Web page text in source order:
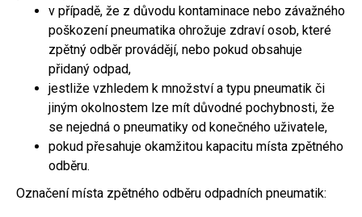
v případě, že z důvodu kontaminace nebo závažného
poškození pneumatika ohrožuje zdraví osob, které
zpětný odběr provádějí, nebo pokud obsahuje
přidaný odpad,
jestliže vzhledem k množství a typu pneumatik či
jiným okolnostem lze mít důvodné pochybnosti, že
se nejedná o pneumatiky od konečného uživatele,
pokud přesahuje okamžitou kapacitu místa zpětného
odběru.
Označení místa zpětného odběru odpadních pneumatik: